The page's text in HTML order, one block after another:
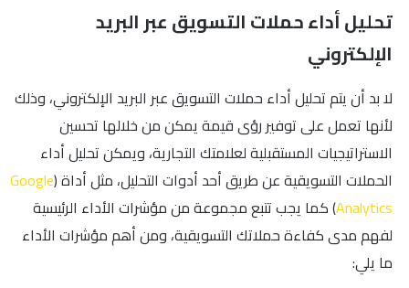
تحليل أداء حملات التسويق عبر البريد
الإلكتروني
لا بد أن يتم تحليل أداء حملات التسويق عبر البريد الإلكتروني، وذلك
لأنها تعمل على توفير رؤى قيمة يمكن من خلالها تحسين
الاستراتيجيات المستقبلية لعلامتك التجارية، ويمكن تحليل أداء
الحملات التسويقية عن طريق أحد أدوات التحليل، مثل أداة (Google
Analytics) كما يجب تتبع مجموعة من مؤشرات الأداء الرئيسية
لفهم مدى كفاءة حملاتك التسويقية، ومن أهم مؤشرات الأداء
ما يلي: